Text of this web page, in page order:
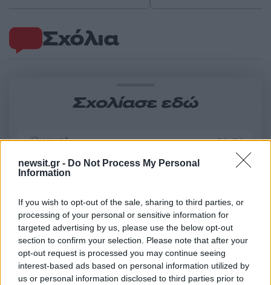
newsit.gr - Do Not Process My Personal
Information
If you wish to opt-out of the sale, sharing to third parties, or
processing of your personal or sensitive information for
targeted advertising by us, please use the below opt-out
section to confirm your selection. Please note that after your
opt-out request is processed you may continue seeing
interest-based ads based on personal information utilized by
us or personal information disclosed to third parties prior to
Σχόλια
Σχολίασε εδώ
50 /50
2000 /2000
Υποβολή σχολίου
Όροι Χρήσης. Το site προστατεύεται από reCAPTCHA, ισχύουν
Όροι Χρήσης